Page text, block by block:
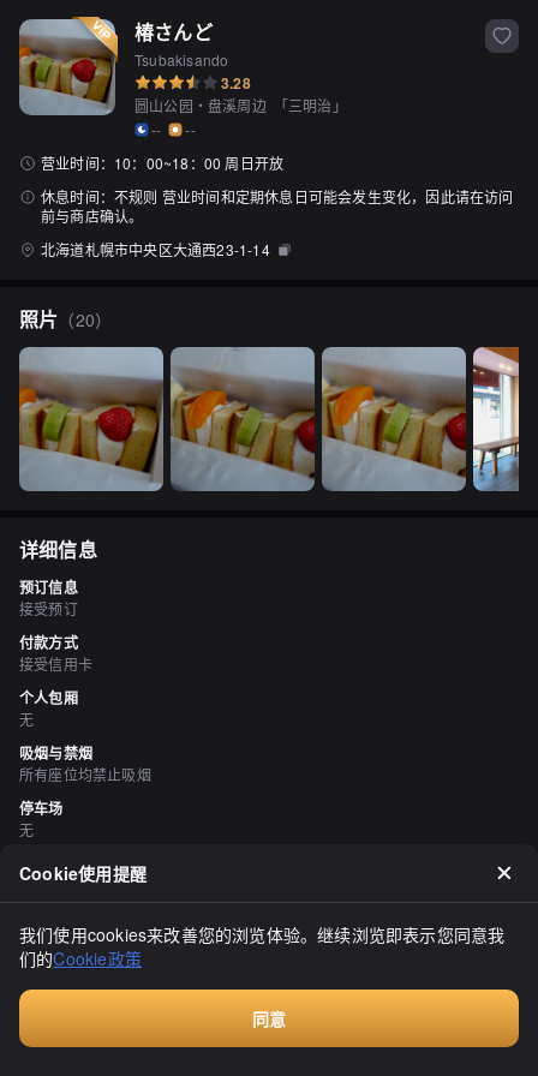
椿さんど
Tsubakisando
3.28
圆山公园・盘溪周边 「三明治 」
--
--
营业时间： 10：00~18：00 周日开放
休息时间： 不规则 营业时间和定期休息日可能会发生变化，因此请在访问
前与商店确认。
北海道札幌市中央区大通西23-1-14
照片 （20）
详细信息
预订信息
接受预订
付款方式
接受信用卡
个人包厢
无
吸烟与禁烟
所有座位均禁止吸烟
停车场
无
评价（20）
deion388
先生。走进店里，我第一次知道这个厚薄饼三明治起源于北海道。我
觉得大家可能都会这样想，但原来以前并没有这种食物。走进店里，
正对面的橱窗里摆满了这些三明治（样品？？）。基本上，上面都有
水果。我个人更喜欢没有任何配料的原味。一开始想随便点一些，但
Cookie使用提醒
我们使用cookies来改善您的浏览体验。继续浏览即表示您同意我
们的Cookie政策
同意